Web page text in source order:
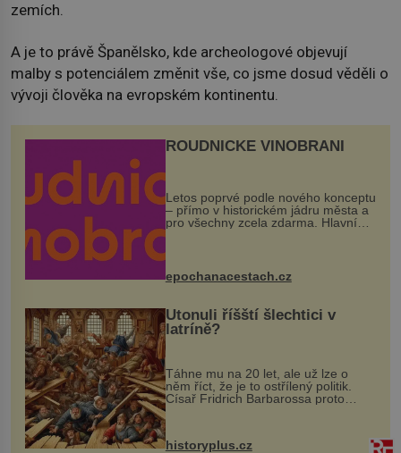
zemích.
A je to právě Španělsko, kde archeologové objevují
malby s potenciálem změnit vše, co jsme dosud věděli o
vývoji člověka na evropském kontinentu.
ROUDNICKÉ VINOBRANÍ
Letos poprvé podle nového konceptu
– přímo v historickém jádru města a
pro všechny zcela zdarma. Hlavní
program se odehraje na Karlově a
mohou těšit na víno, burčák, pes...
epochanacestach.cz
Utonuli říšští šlechtici v
latríně?
Táhne mu na 20 let, ale už lze o
něm říct, že je to ostřílený politik.
Císař Fridrich Barbarossa proto
posílá svého syna a dědice Jindřicha
VI. do Erfurtu, aby se stal
prostředníkem při řešení sporu m...
historyplus.cz